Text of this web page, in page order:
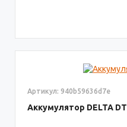
Артикул: 940b59636d7e
Аккумулятор DELTA DT